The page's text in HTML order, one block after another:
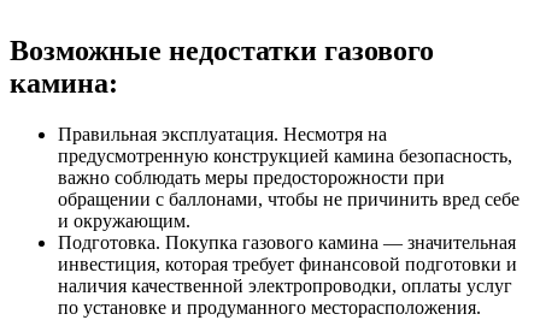
Возможные недостатки газового
камина:
Правильная эксплуатация. Несмотря на
предусмотренную конструкцией камина безопасность,
важно соблюдать меры предосторожности при
обращении с баллонами, чтобы не причинить вред себе
и окружающим.
Подготовка. Покупка газового камина — значительная
инвестиция, которая требует финансовой подготовки и
наличия качественной электропроводки, оплаты услуг
по установке и продуманного месторасположения.